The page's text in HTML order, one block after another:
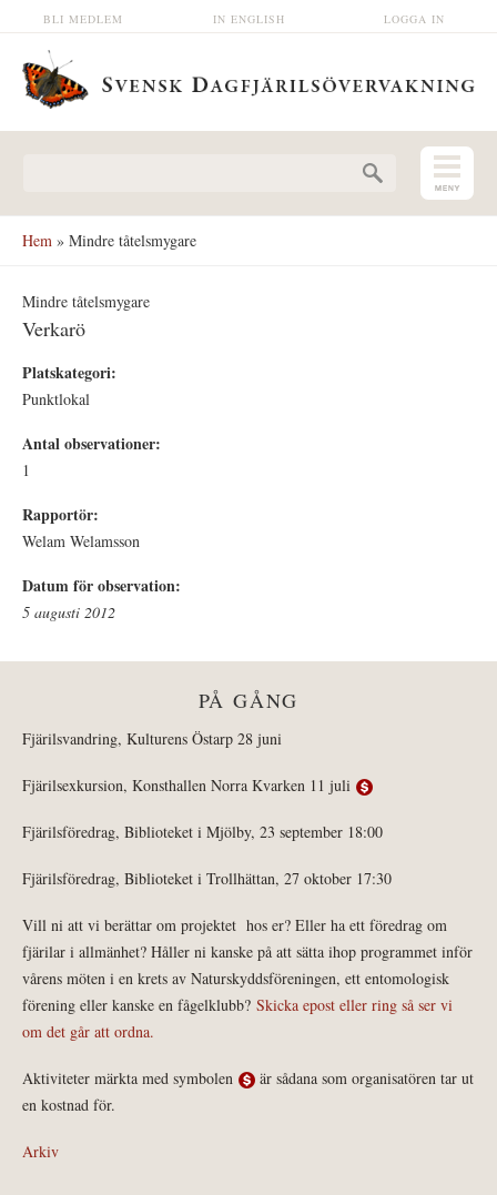
Hoppa till huvudinnehåll LOGGA IN
IN ENGLISH
BLI MEDLEM
Hem » Mindre tåtelsmygare
Mindre tåtelsmygare
Verkarö
Platskategori:
Punktlokal
Antal observationer:
1
Rapportör:
Welam Welamsson
Datum för observation:
5 augusti 2012
PÅ GÅNG
Fjärilsvandring, Kulturens Östarp 28 juni
Fjärilsexkursion, Konsthallen Norra Kvarken 11 juli
Fjärilsföredrag, Biblioteket i Mjölby, 23 september 18:00
Fjärilsföredrag, Biblioteket i Trollhättan, 27 oktober 17:30
Vill ni att vi berättar om projektet hos er? Eller ha ett föredrag om
fjärilar i allmänhet? Håller ni kanske på att sätta ihop programmet inför
vårens möten i en krets av Naturskyddsföreningen, ett entomologisk
förening eller kanske en fågelklubb? Skicka epost eller ring så ser vi
om det går att ordna.
Aktiviteter märkta med symbolen
är sådana som organisatören tar ut
en kostnad för.
Arkiv